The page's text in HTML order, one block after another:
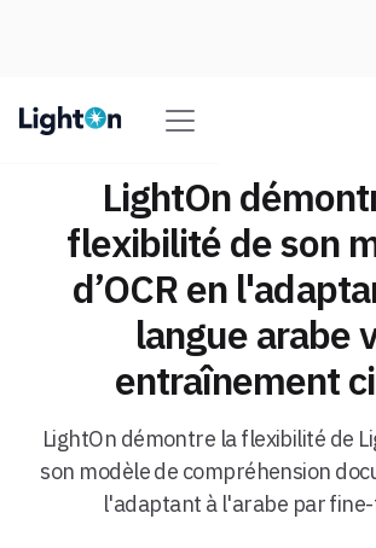
LightOn
flexibilité de son
d’OCR en
langue arabe
entraînement
LightOn démontre la flexibilité de
son modèle de compréhension
l'adaptant à l'arabe par